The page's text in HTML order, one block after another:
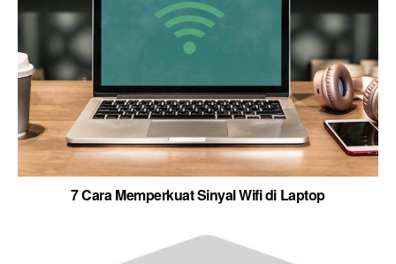
7 Cara Memperkuat Sinyal Wifi di Laptop